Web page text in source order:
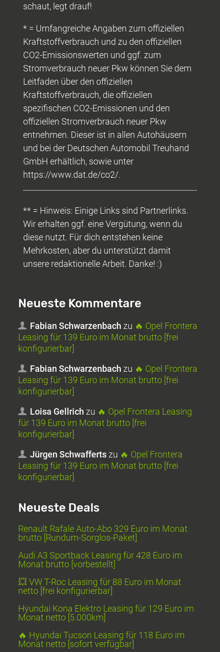
schaut, legt drauf!
* = Umfangreiche Angaben zum offiziellen
Kraftstoffverbrauch und zu den offiziellen
CO2-Emissionswerten und ggf. zum
Stromverbrauch neuer Pkw können Sie dem
Leitfaden über den offiziellen
Kraftstoffverbrauch, die offiziellen
spezifischen CO2-Emissionen und den
offiziellen Stromverbrauch neuer Pkw
entnehmen. Dieser ist in allen Autohäusern
und bei der Deutschen Automobil Treuhand
GmbH erhältlich, sowie unter
https://www.dat.de/co2/.
** = Hinweis: Einige Links sind Partnerlinks.
Wir erhalten ggf. eine Vergütung, wenn du
diese nutzt. Für dich entstehen keine
Mehrkosten, aber du unterstützt damit
unsere redaktionelle Arbeit. Danke! :)
Neueste Kommentare
Fabian Schwarzenbach zu 🔥 Opel Frontera
Leasing für 139 Euro im Monat brutto [frei
konfigurierbar]
Fabian Schwarzenbach zu 🔥 Opel Frontera
Leasing für 139 Euro im Monat brutto [frei
konfigurierbar]
Loisa Gellrich zu 🔥 Opel Frontera Leasing
für 139 Euro im Monat brutto [frei
konfigurierbar]
Jürgen Schwafferts zu 🔥 Opel Frontera
Leasing für 139 Euro im Monat brutto [frei
konfigurierbar]
Neueste Deals
Renault Rafale Auto-Abo 329 Euro im Monat
brutto [Rundum-Sorglos-Paket]
Audi A3 Sportback Leasing für 428 Euro im
Monat brutto [vorbestellt]
💥 VW T-Roc Leasing für 88 Euro im Monat
netto [frei konfigurierbar]
Hyundai Kona Elektro Leasing für 129 Euro im
Monat netto [5.000km]
🔥 Hyundai Tucson Leasing für 118 Euro im
Monat netto [sofort verfügbar]